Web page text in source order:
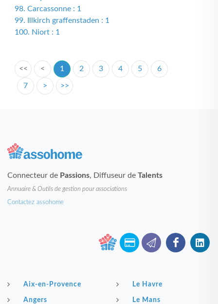
98. Carcassonne : 1
99. Illkirch graffenstaden : 1
100. Niort : 1
<< < 1 2 3 4 5 6
7 > >>
Connecteur de Passions, Diffuseur de Talents
Annuaire & Outils de gestion pour associations
Contactez assohome
Aix-en-Provence
Angers
Le Havre
Le Mans